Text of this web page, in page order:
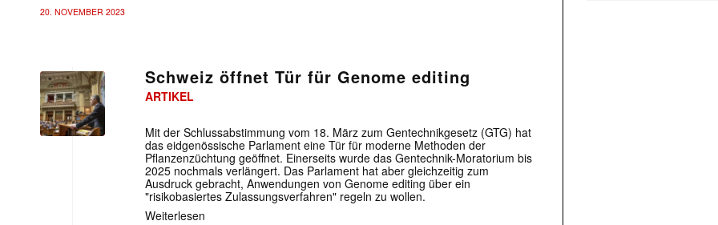
20. NOVEMBER 2023
Schweiz öffnet Tür für Genome editing
ARTIKEL
Mit der Schlussabstimmung vom 18. März zum Gentechnikgesetz (GTG) hat
das eidgenössische Parlament eine Tür für moderne Methoden der
Pflanzenzüchtung geöffnet. Einerseits wurde das Gentechnik-Moratorium bis
2025 nochmals verlängert. Das Parlament hat aber gleichzeitig zum
Ausdruck gebracht, Anwendungen von Genome editing über ein
"risikobasiertes Zulassungsverfahren" regeln zu wollen.
Weiterlesen